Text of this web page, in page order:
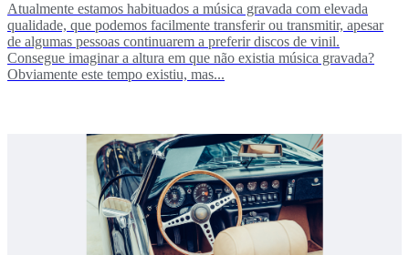
Atualmente estamos habituados a música gravada com elevada
qualidade, que podemos facilmente transferir ou transmitir, apesar
de algumas pessoas continuarem a preferir discos de vinil.
Consegue imaginar a altura em que não existia música gravada?
Obviamente este tempo existiu, mas...